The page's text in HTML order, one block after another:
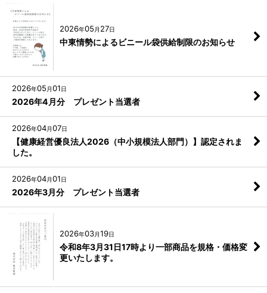
2026年05 月 27日
中東情勢によるビニール袋供給制限のお知らせ
2026年05 月01日
2026年4月分 プレゼント当選者
2026年04月07日
【健康経営優良法人2026（中小規模法人部門）】認定されま
した。
2026年04月01日
2026年3月分 プレゼント当選者
2026年03月19日
令和8年3月31日17時より一部商品を規格・価格変
更いたします。